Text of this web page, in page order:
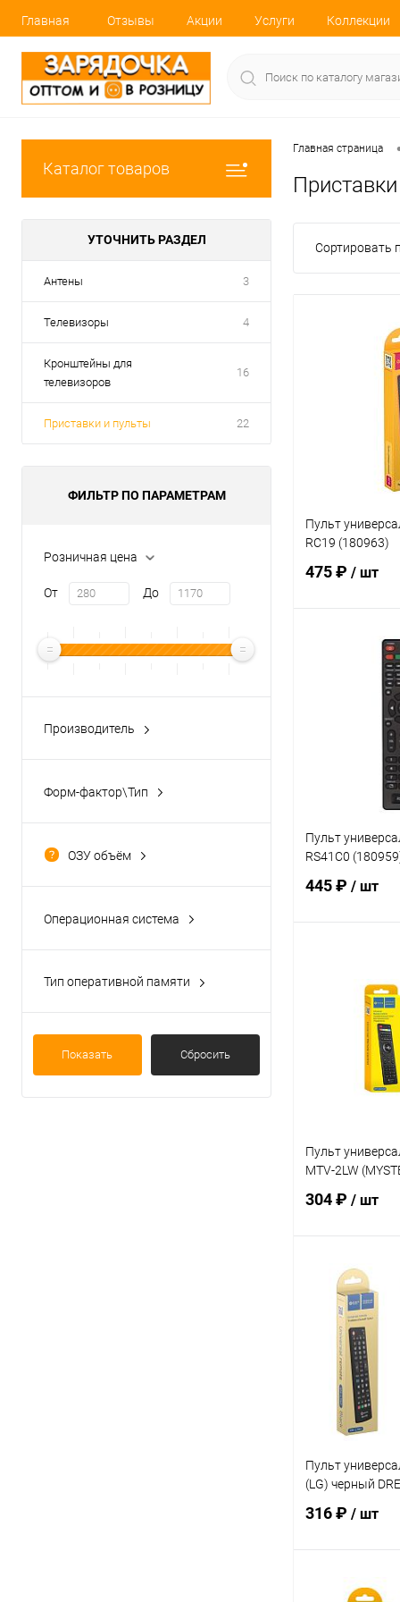
Главная Отзывы Акции Услуги Коллекции
Каталог товаров
УТОЧНИТЬ РАЗДЕЛ
Антены 3
Телевизоры 4
Кронштейны для
телевизоров
16
Приставки и пульты 22
ФИЛЬТР ПО ПАРАМЕТРАМ
Розничная цена
От До
Производитель
Форм-фактор\Тип
приставка\медиаплеир\смарт-тв
ОЗУ объём
Операционная система
Тип оперативной памяти
Показать Сбросить
Главная страница
Сортировать
Пульт
RC19 (180963)
475 ₽ / шт
В
Купить в 1
В избранное
Пульт
RS41C0
445 ₽ / шт
Купить в 1 клик
В избранное
Пульт
MTV-2LW
304 ₽ / шт
Купить в 1 клик
В избранное
Пульт
(LG) черный
316 ₽ / шт